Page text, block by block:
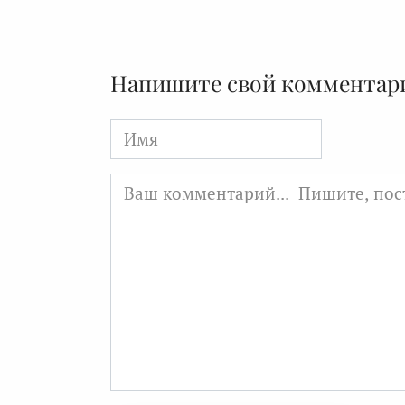
Напишите свой
Имя